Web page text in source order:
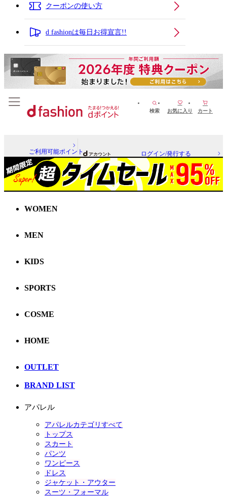
クーポンの使い方
d fashionは毎日お得宣言!!
検索 お気に入り カート
ご利用可能ポイント ログイン/発行する
WOMEN
MEN
KIDS
SPORTS
COSME
HOME
OUTLET
BRAND LIST
アパレル
アパレルカテゴリすべて
トップス
スカート
パンツ
ワンピース
ドレス
ジャケット・アウター
スーツ・フォーマル